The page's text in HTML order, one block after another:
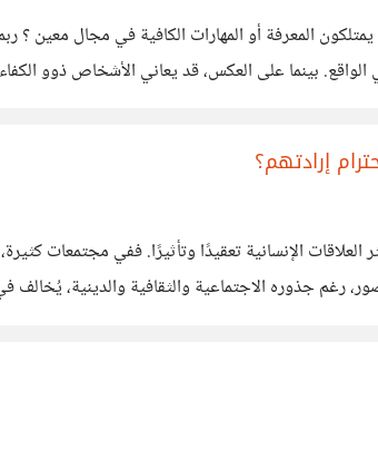
المعرفة أو المهارات الكافية في مجال معين ؟
بينما على العكس، قد يعاني الأشخاص ذوو
إرادتهم؟
بأطفالهم إحدى أكثر العلاقات الإنسانية تعقيدًا وتأثيرًا.
رغم جذوره الاجتماعية والثقافية والدينية،